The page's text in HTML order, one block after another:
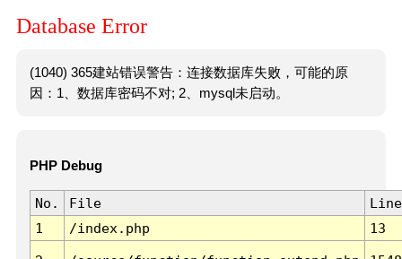
Database Error
(1040) 365建站错误警告：连接数据库失败，可能的原
因：1、数据库密码不对; 2、mysql未启动。
PHP Debug
No. File
Line
1
/index.php 13